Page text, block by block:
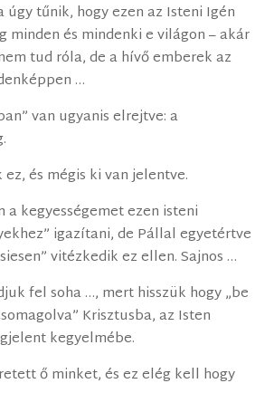
úgy tűnik, hogy ezen az Isteni Igén
minden és mindenki e világon – akár
tud róla, de a hívő emberek az
…
van ugyanis elrejtve: a
és mégis ki van jelentve.
a kegyességemet ezen isteni
igazítani, de Pállal egyetértve
vitézkedik ez ellen. Sajnos …
fel soha …, mert hisszük hogy „be
Krisztusba, az Isten
kegyelmébe.
ő minket, és ez elég kell hogy